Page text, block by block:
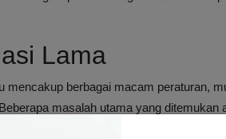
Lama
mencakup berbagai macam peraturan,
masalah utama yang ditemukan